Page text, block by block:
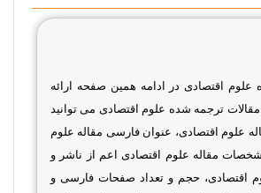
علوم اقتصادی در ادامه همین صفحه ارائه
ترجمه شده علوم اقتصادی می توانید
علوم اقتصادی، عنوان فارسی مقاله علوم
مقاله علوم اقتصادی اعم از ناشر و
اقتصادی، حجم و تعداد صفحات فارسی و